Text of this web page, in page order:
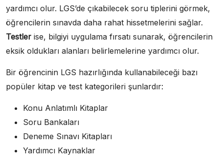
yardımcı olur. LGS’de çıkabilecek soru tiplerini görmek,
öğrencilerin sınavda daha rahat hissetmelerini sağlar.
Testler ise, bilgiyi uygulama fırsatı sunarak, öğrencilerin
eksik oldukları alanları belirlemelerine yardımcı olur.
Bir öğrencinin LGS hazırlığında kullanabileceği bazı
popüler kitap ve test kategorileri şunlardır:
Konu Anlatımlı Kitaplar
Soru Bankaları
Deneme Sınavı Kitapları
Yardımcı Kaynaklar